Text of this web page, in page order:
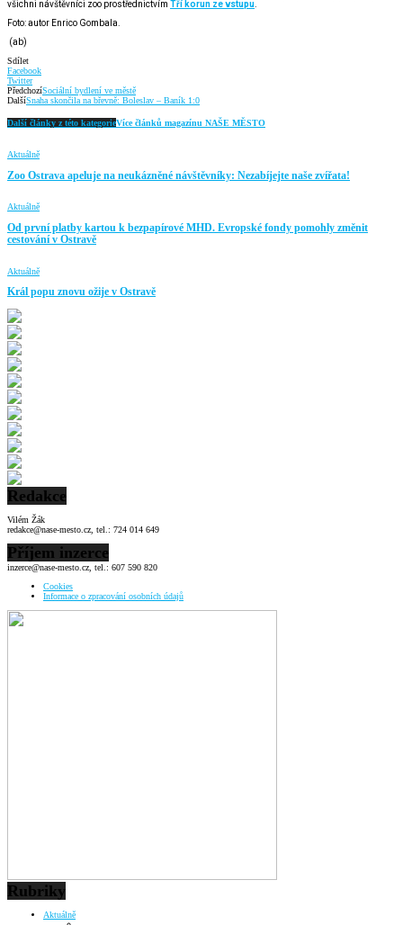
všichni návštěvníci zoo prostřednictvím Tří korun ze vstupu.
Foto: autor Enrico Gombala.
(ab)
Sdílet
Facebook
Twitter
PředchozíSociální bydlení ve městě
DalšíSnaha skončila na břevně: Boleslav – Baník 1:0
Další články z této kategorieVíce článků magazínu NAŠE MĚSTO
Aktuálně
Zoo Ostrava apeluje na neukázněné návštěvníky: Nezabíjejte naše zvířata!
Aktuálně
Od první platby kartou k bezpapírové MHD. Evropské fondy pomohly změnit
cestování v Ostravě
Aktuálně
Král popu znovu ožije v Ostravě
Redakce
Vilém Žák
redakce@nase-mesto.cz, tel.: 724 014 649
Příjem inzerce
inzerce@nase-mesto.cz, tel.: 607 590 820
Cookies
Informace o zpracování osobních údajů
Rubriky
Aktuálně